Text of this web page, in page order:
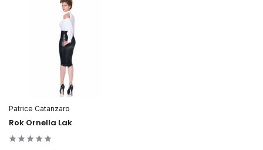
Patrice Catanzaro
Rok Ornella Lak